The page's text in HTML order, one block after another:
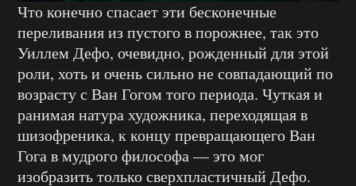
Что конечно спасает эти бесконечные
переливания из пустого в порожнее, так это
Уиллем Дефо, очевидно, рожденный для этой
роли, хоть и очень сильно не совпадающий по
возрасту с Ван Гогом того периода. Чуткая и
ранимая натура художника, переходящая в
шизофреника, к концу превращающего Ван
Гога в мудрого философа — это мог
изобразить только сверхпластичный Дефо.